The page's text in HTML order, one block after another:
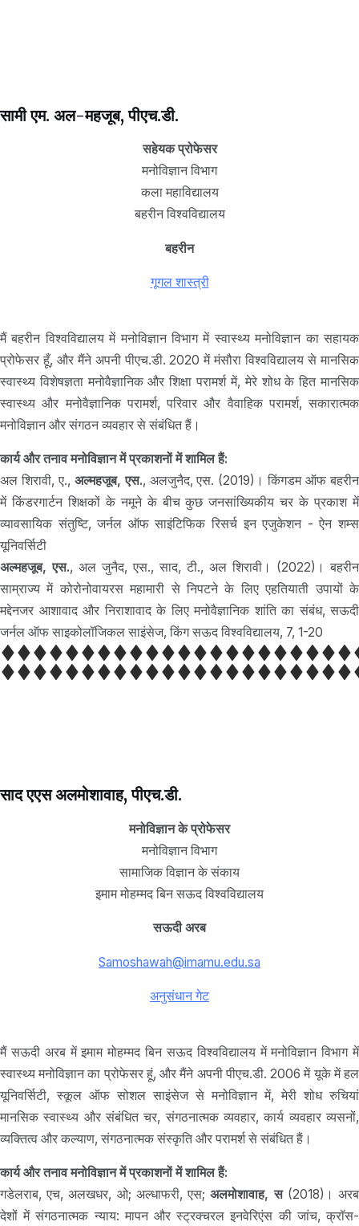
सामी एम. अल-महजूब, पीएच.डी.
सहेयक प्रोफेसर
मनोविज्ञान विभाग
कला महाविद्यालय
बहरीन विश्वविद्यालय
बहरीन
गूगल शास्त्री
मैं बहरीन विश्वविद्यालय में मनोविज्ञान विभाग में स्वास्थ्य मनोविज्ञान का सहायक
प्रोफेसर हूँ, और मैंने अपनी पीएच.डी. 2020 में मंसौरा विश्वविद्यालय से मानसिक
स्वास्थ्य विशेषज्ञता मनोवैज्ञानिक और शिक्षा परामर्श में, मेरे शोध के हित मानसिक
स्वास्थ्य और मनोवैज्ञानिक परामर्श, परिवार और वैवाहिक परामर्श, सकारात्मक
मनोविज्ञान और संगठन व्यवहार से संबंधित हैं।
कार्य और तनाव मनोविज्ञान में प्रकाशनों में शामिल हैं:
अल शिरावी, ए., अल्महजूब, एस., अलजुनैद, एस. (2019)। किंगडम ऑफ बहरीन
में किंडरगार्टन शिक्षकों के नमूने के बीच कुछ जनसांख्यिकीय चर के प्रकाश में
व्यावसायिक संतुष्टि, जर्नल ऑफ साइंटिफिक रिसर्च इन एजुकेशन - ऐन शम्स
यूनिवर्सिटी
अल्महजूब, एस., अल जुनैद, एस., साद, टी., अल शिरावी। (2022)। बहरीन
साम्राज्य में कोरोनोवायरस महामारी से निपटने के लिए एहतियाती उपायों के
मद्देनजर आशावाद और निराशावाद के लिए मनोवैज्ञानिक शांति का संबंध, सऊदी
जर्नल ऑफ साइकोलॉजिकल साइंसेज, किंग सऊद विश्वविद्यालय, 7, 1-20
साद एएस अलमोशावाह, पीएच.डी.
मनोविज्ञान के प्रोफेसर
मनोविज्ञान विभाग
सामाजिक विज्ञान के संकाय
इमाम मोहम्मद बिन सऊद विश्वविद्यालय
सऊदी अरब
Samoshawah@imamu.edu.sa
अनुसंधान गेट
मैं सऊदी अरब में इमाम मोहम्मद बिन सऊद विश्वविद्यालय में मनोविज्ञान विभाग में
स्वास्थ्य मनोविज्ञान का प्रोफेसर हूं, और मैंने अपनी पीएच.डी. 2006 में यूके में हल
यूनिवर्सिटी, स्कूल ऑफ सोशल साइंसेज से मनोविज्ञान में, मेरी शोध रुचियां
मानसिक स्वास्थ्य और संबंधित चर, संगठनात्मक व्यवहार, कार्य व्यवहार व्यसनों,
व्यक्तित्व और कल्याण, संगठनात्मक संस्कृति और परामर्श से संबंधित हैं।
कार्य और तनाव मनोविज्ञान में प्रकाशनों में शामिल हैं:
गडेलराब, एच, अलखधर, ओ; अल्धाफरी, एस;अलमोशावाह, स (2018)। अरब
देशों में संगठनात्मक न्याय: मापन और स्ट्रक्चरल इनवेरिएंस की जांच, क्रॉस-